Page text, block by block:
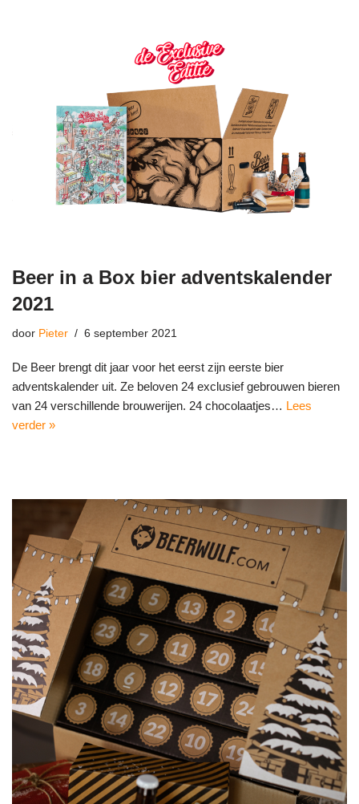
Beer in a Box bier adventskalender
2021
door Pieter 6 september 2021
De Beer brengt dit jaar voor het eerst zijn eerste bier
adventskalender uit. Ze beloven 24 exclusief gebrouwen bieren
van 24 verschillende brouwerijen. 24 chocolaatjes… Lees
verder »